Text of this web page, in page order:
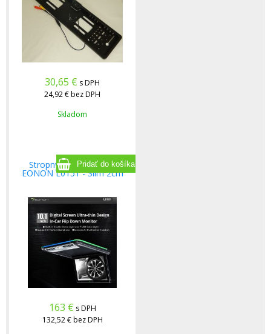
30,65 € s DPH
24,92 €bez DPH
Skladom
Stropný monitor 10,1"
EONON L0151 - Slim 2cm
163 € s DPH
132,52 € bez DPH